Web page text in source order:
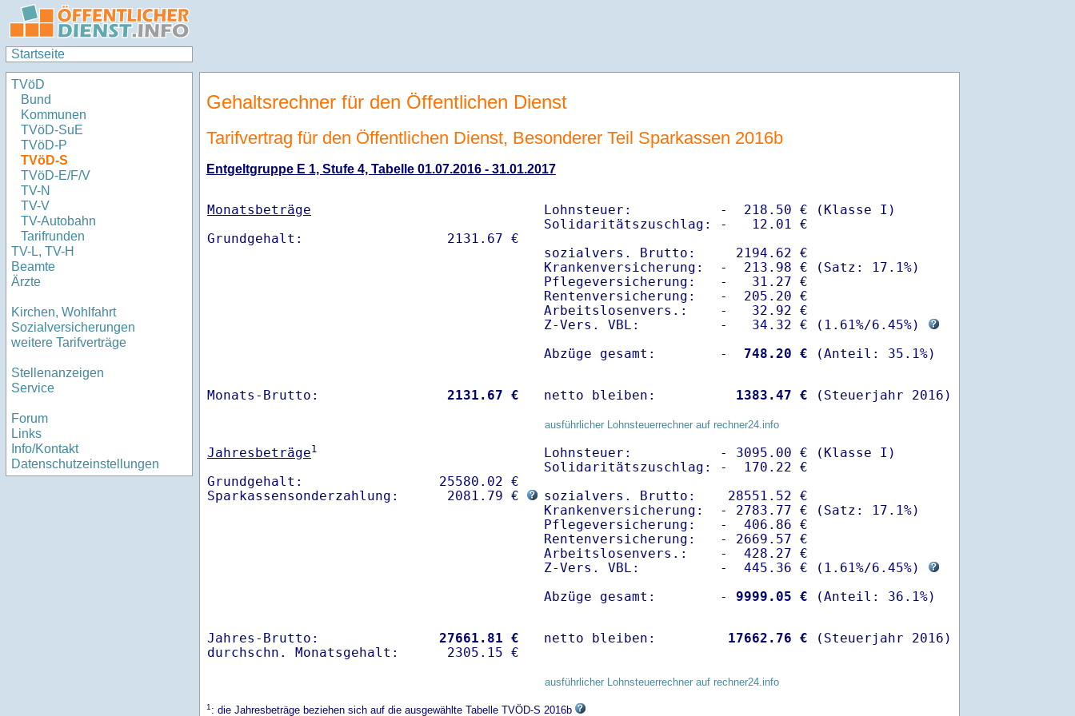
Startseite
TVöD
Bund
Kommunen
TVöD-SuE
TVöD-P
TVöD-S
TVöD-E/F/V
TV-N
TV-V
TV-Autobahn
Tarifrunden
TV-L, TV-H
Beamte
Ärzte
Kirchen, Wohlfahrt
Sozialversicherungen
weitere Tarifverträge
Stellenanzeigen
Service
Forum
Links
Info/Kontakt
Datenschutzeinstellungen
Gehaltsrechner für den Öffentlichen Dienst
Tarifvertrag für den Öffentlichen Dienst, Besonderer Teil Sparkassen 2016b
Entgeltgruppe E 1, Stufe 4, Tabelle 01.07.2016 - 31.01.2017
Monatsbeträge
Lohnsteuer:           -  218.50 € (Klasse I)
Solidaritätszuschlag: -   12.01 €
sozialvers. Brutto:     2194.62 €
Krankenversicherung:  -  213.98 € (Satz: 17.1%)
Pflegeversicherung:   -   31.27 €
Rentenversicherung:   -  205.20 €
Arbeitslosenvers.:    -   32.92 €
Z-Vers. VBL:          -   34.32 € ( 1.61%/6.45%)
Abzüge gesamt:        -
  748.20 €
Monats-Brutto: 2131.67 € netto bleiben: 1383.47 € (Steuerjahr 2016)
ausführlicher Lohnsteuerrechner auf rechner24.info
Jahresbeträge1
Grundgehalt:                 25580.02 €
Sparkassensonderzahlung:      2081.79 €
Lohnsteuer:           - 3095.00 € (Klasse I)
Solidaritätszuschlag: -  170.22 €
sozialvers. Brutto:    28551.52 €
Krankenversicherung:  - 2783.77 € (Satz: 17.1%)
Pflegeversicherung:   -  406.86 €
Rentenversicherung:   - 2669.57 €
Arbeitslosenvers.:    -  428.27 €
Z-Vers. VBL:          -  445.36 € ( 1.61%/6.45%)
Abzüge gesamt:        -
9999.05 €
Jahres-Brutto: 27661.81 €
netto bleiben: 17662.76 € (Steuerjahr 2016)
ausführlicher Lohnsteuerrechner auf rechner24.info
1: die Jahresbeträge beziehen sich auf die ausgewählte Tabelle TVÖD-S 2016b